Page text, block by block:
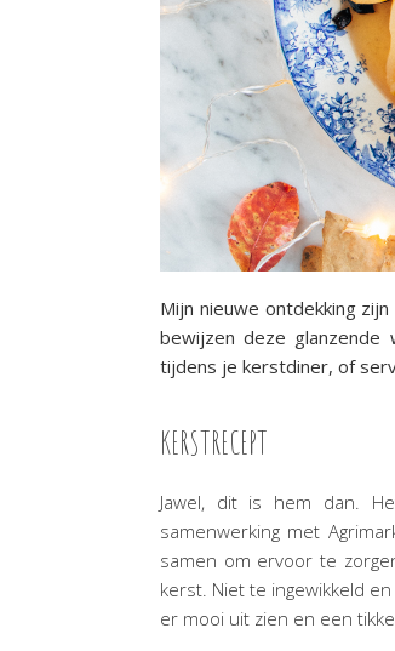
Mijn nieuwe ontdekking
bewijzen deze glanzende
tijdens je kerstdiner, of
KERSTRECEPT
Jawel, dit is hem dan.
samenwerking met
samen om ervoor te
kerst. Niet te ingewikkeld
er mooi uit zien en een